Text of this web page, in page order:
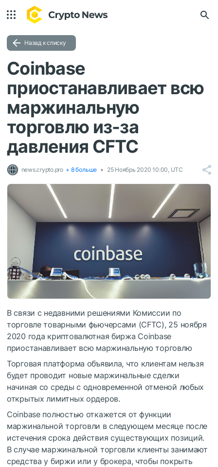
Назад к списку
Coinbase
приостанавливает всю
маржинальную
торговлю из-за
давления CFTC
news.crypto.pro + 8 больше 25 Ноябрь 2020 10:00, UTC
В связи с недавними решениями Комиссии по
торговле товарными фьючерсами (CFTC), 25 ноября
2020 года криптовалютная биржа Coinbase
приостанавливает всю маржинальную торговлю
Торговая платформа объявила, что клиентам нельзя
будет проводит новые маржинальные сделки
начиная со среды с одновременной отменой любых
открытых лимитных ордеров.
Coinbase полностью откажется от функции
маржинальной торговли в следующем месяце после
истечения срока действия существующих позиций.
В случае маржинальной торговли клиенты занимают
средства у биржи или у брокера, чтобы покрыть